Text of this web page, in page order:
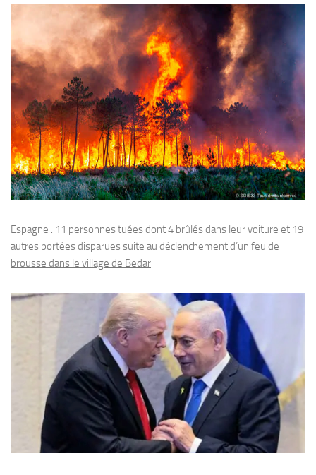
Espagne : 11 personnes tuées dont 4 brûlés dans leur voiture et 19
autres portées disparues suite au déclenchement d’un feu de
brousse dans le village de Bedar